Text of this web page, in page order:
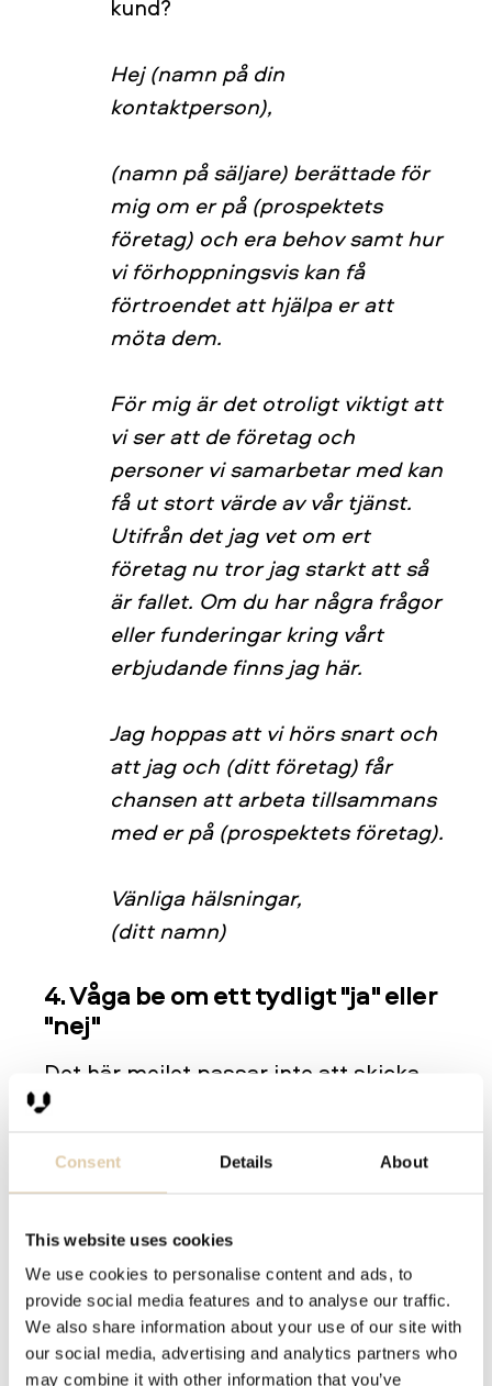
Consent Details About
This website uses cookies
We use cookies to personalise content and ads, to
provide social media features and to analyse our traffic.
We also share information about your use of our site with
our social media, advertising and analytics partners who
may combine it with other information that you’ve
kund?
Hej (namn på din
kontaktperson),
(namn på säljare) berättade för
mig om er på (prospektets
företag) och era behov samt hur
vi förhoppningsvis kan få
förtroendet att hjälpa er att
möta dem.
För mig är det otroligt viktigt att
vi ser att de företag och
personer vi samarbetar med kan
få ut stort värde av vår tjänst.
Utifrån det jag vet om ert
företag nu tror jag starkt att så
är fallet. Om du har några frågor
eller funderingar kring vårt
erbjudande finns jag här.
Jag hoppas att vi hörs snart och
att jag och (ditt företag) får
chansen att arbeta tillsammans
med er på (prospektets företag).
Vänliga hälsningar,
(ditt namn)
4. Våga be om ett tydligt "ja" eller
"nej"
Det här mejlet passar inte att skicka
till alla prospekt. På engelska finns
översatt blir ungefär ”negativ omvänd
försäljning”. Metoden går ut på att
som säljare våga kräva ett tydligt ”ja”
eller ”nej” från ditt prospekt och
därmed antingen lyckas föra din affär
framåt eller få det klara nej du behöver
för att gå vidare.